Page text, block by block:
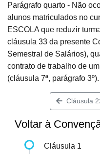
Parágrafo quarto - Não
alunos matriculados no
ESCOLA que reduzir
cláusula 33 da presente
Semestral de Salários),
contrato de trabalho de
(cláusula 7ª, parágrafo 3º).
Cláusula
Voltar à
Cláusula 1